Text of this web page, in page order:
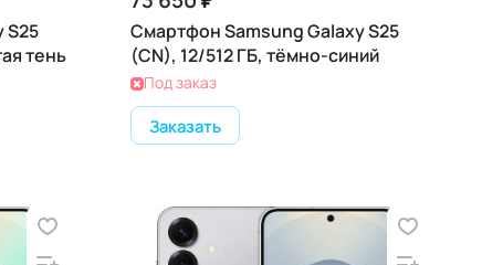
S25
тень
Смартфон Samsung Galaxy S25
(CN), 12/512 ГБ, тёмно-синий
Под заказ
Заказать